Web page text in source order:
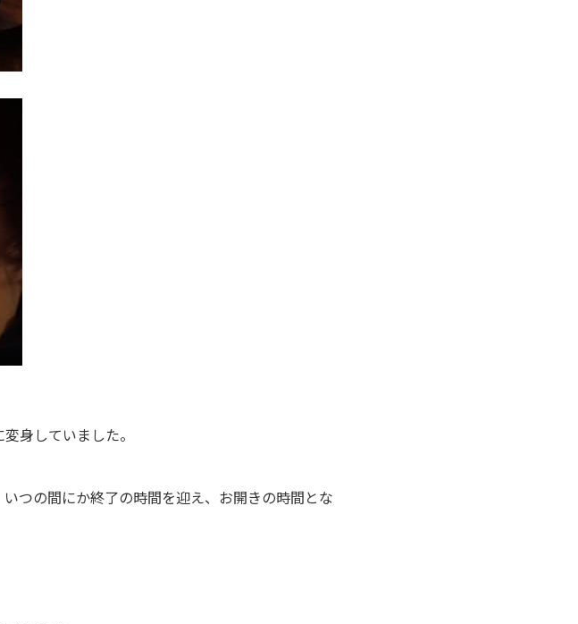
身していました。
つの間にか終了の時間を迎え、お開きの時間とな